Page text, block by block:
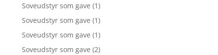
Soveudstyr som gave (1)
Soveudstyr som gave (1)
Soveudstyr som gave (1)
Soveudstyr som gave (2)